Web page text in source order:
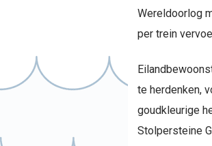
Wereldoorlog
per trein
te herdenken,
goudkleurige
Stolpersteine